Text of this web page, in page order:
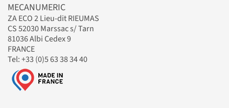
MECANUMERIC
ZA ECO 2 Lieu-dit RIEUMAS
CS 52030 Marssac s/ Tarn
81036 Albi Cedex 9
FRANCE
Tel: +33 (0)5 63 38 34 40